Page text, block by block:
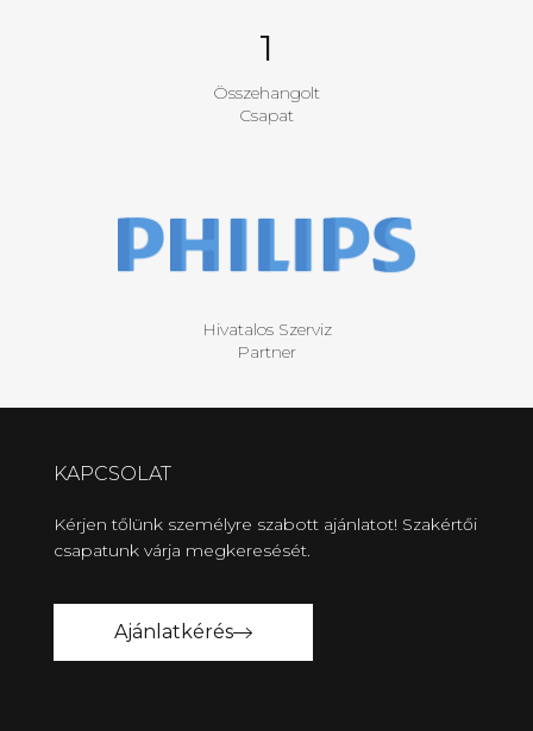
Jó Szám
1
Összehangolt
Csapat
Hivatalos Szerviz
Partner
KAPCSOLAT
Kérjen tőlünk személyre szabott ajánlatot! Szakértői
csapatunk várja megkeresését.
Ajánlatkérés